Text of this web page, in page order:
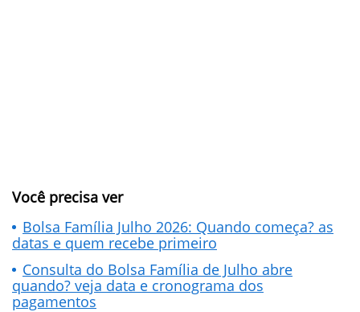
Você precisa ver
Bolsa Família Julho 2026: Quando começa? as
datas e quem recebe primeiro
Consulta do Bolsa Família de Julho abre
quando? veja data e cronograma dos
pagamentos